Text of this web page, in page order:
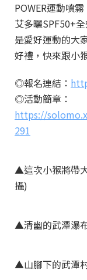
POWER運動噴
艾多曬SPF50+
是愛好運動的大
好禮，快來跟小
◎報名連結：
◎活動簡章：
https://
291
▲這次小猴將帶
攝)
▲清幽的武潭瀑
▲山腳下的武潭